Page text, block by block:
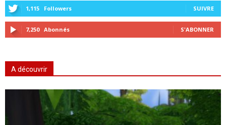
1,115 Followers SUIVRE
7,250 Abonnés S'ABONNER
A découvrir